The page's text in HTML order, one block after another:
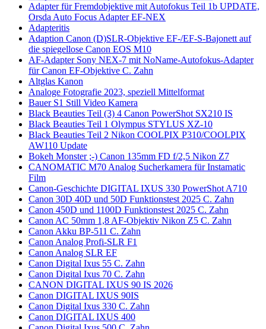
Adapter für Fremdobjektive mit Autofokus Teil 1b UPDATE,
Orsda Auto Focus Adapter EF-NEX
Adapteritis
Adaption Canon (D)SLR-Objektive EF-/EF-S-Bajonett auf
die spiegellose Canon EOS M10
AF-Adapter Sony NEX-7 mit NoName-Autofokus-Adapter
für Canon EF-Objektive C. Zahn
Altglas Kanon
Analoge Fotografie 2023, speziell Mittelformat
Bauer S1 Still Video Kamera
Black Beauties Teil (3) 4 Canon PowerShot SX210 IS
Black Beauties Teil 1 Olympus STYLUS XZ-10
Black Beauties Teil 2 Nikon COOLPIX P310/COOLPIX
AW110 Update
Bokeh Monster ;-) Canon 135mm FD f/2,5 Nikon Z7
CANOMATIC M70 Analog Sucherkamera für Instamatic
Film
Canon-Geschichte DIGITAL IXUS 330 PowerShot A710
Canon 30D 40D und 50D Funktionstest 2025 C. Zahn
Canon 450D und 1100D Funktionstest 2025 C. Zahn
Canon AC 50mm 1,8 AF-Objektiv Nikon Z5 C. Zahn
Canon Akku BP-511 C. Zahn
Canon Analog Profi-SLR F1
Canon Analog SLR EF
Canon Digital Ixus 55 C. Zahn
Canon Digital Ixus 70 C. Zahn
CANON DIGITAL IXUS 90 IS 2026
Canon DIGITAL IXUS 90IS
Canon Digital Ixus 330 C. Zahn
Canon DIGITAL IXUS 400